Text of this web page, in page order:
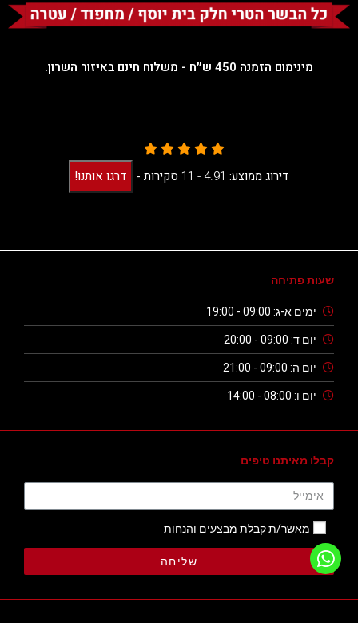
מינימום הזמנה 450 ש״ח - משלוח חינם באיזור השרון.
דירוג ממוצע: 4.91 -
11 סקירות - דרגו אותנו!
שעות פתיחה
ימים א-ג: 09:00 - 19:00
יום ד: 09:00 - 20:00
יום ה: 09:00 - 21:00
יום ו: 08:00 - 14:00
קבלו מאיתנו טיפים
מאשר/ת קבלת מבצעים והנחות
שליחה